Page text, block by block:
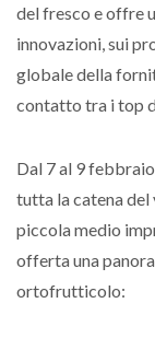
del fresco e offre
innovazioni, sui
globale della
contatto tra i top
Dal 7 al 9
tutta la catena del
piccola medio
offerta una
ortofrutticolo: